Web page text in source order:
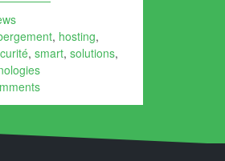
, hosting,
, smart, solutions,